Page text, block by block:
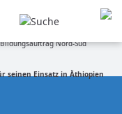
Nord-Süd
seinen Einsatz in Äthiopien